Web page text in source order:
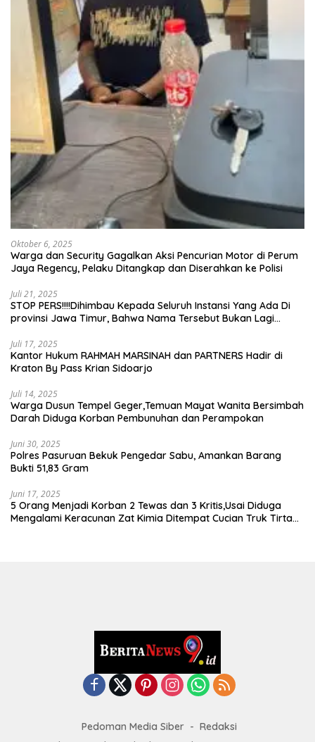
Oktober 6, 2025
Warga dan Security Gagalkan Aksi Pencurian Motor di Perum
Jaya Regency, Pelaku Ditangkap dan Diserahkan ke Polisi
Juli 21, 2025
STOP PERS!!!!Dihimbau Kepada Seluruh Instansi Yang Ada Di
provinsi Jawa Timur, Bahwa Nama Tersebut Bukan Lagi
Juli 17, 2025
Kantor Hukum RAHMAH MARSINAH dan PARTNERS Hadir di
Kraton By Pass Krian Sidoarjo
Juli 14, 2025
Warga Dusun Tempel Geger,Temuan Mayat Wanita Bersimbah
Darah Diduga Korban Pembunuhan dan Perampokan
Juni 30, 2025
Polres Pasuruan Bekuk Pengedar Sabu, Amankan Barang
Bukti 51,83 Gram
Juni 17, 2025
5 Orang Menjadi Korban 2 Tewas dan 3 Kritis,Usai Diduga
Mengalami Keracunan Zat Kimia Ditempat Cucian Truk Tirta
Pedoman Media Siber
Redaksi